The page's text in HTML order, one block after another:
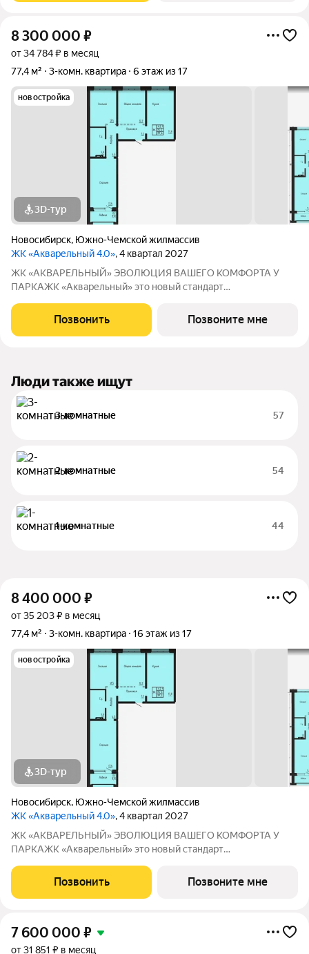
8 300 000 ₽
от 34 784 ₽ в месяц
77,4 м²
3-комн. квартира 6 этаж из 17
новостройка
3D-тур
Новосибирск, Южно-Чемской жилмассив
ЖК «Акварельный 4.0», 4 квартал 2027
ЖК «АКВАРЕЛЬНЫЙ» ЭВОЛЮЦИЯ ВАШЕГО КОМФОРТА У
ПАРКАЖК «Акварельный» это новый стандарт
объединили заводскую точность конструкций, современную
архитектуру и уникальное расположение в экологически
Позвонить Позвоните мне
Люди также ищут
3-комнатные 57
2-комнатные 54
1-комнатные 44
8 400 000 ₽
от 35 203 ₽ в месяц
77,4 м²
3-комн. квартира 16 этаж из 17
новостройка
3D-тур
Новосибирск, Южно-Чемской жилмассив
ЖК «Акварельный 4.0», 4 квартал 2027
ЖК «АКВАРЕЛЬНЫЙ» ЭВОЛЮЦИЯ ВАШЕГО КОМФОРТА У
ПАРКАЖК «Акварельный» это новый стандарт
объединили заводскую точность конструкций, современную
архитектуру и уникальное расположение в экологически
Позвонить Позвоните мне
7 600 000 ₽
от 31 851 ₽ в месяц